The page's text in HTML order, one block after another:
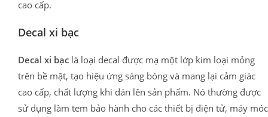
cao cấp.
Decal xi bạc
Decal xi bạc là loại decal được mạ một lớp kim loại mỏng
trên bề mặt, tạo hiệu ứng sáng bóng và mang lại cảm giác
cao cấp, chất lượng khi dán lên sản phẩm. Nó thường được
sử dụng làm tem bảo hành cho các thiết bị điện tử, máy móc